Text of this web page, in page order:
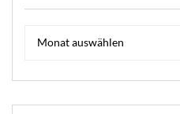
Monat auswählen